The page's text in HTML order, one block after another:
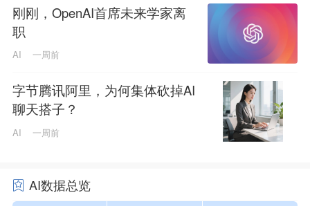
刚刚，OpenAI首席未来学家离
职
AI 一周前
字节腾讯阿里，为何集体砍掉AI
聊天搭子？
AI 一周前
AI数据总览